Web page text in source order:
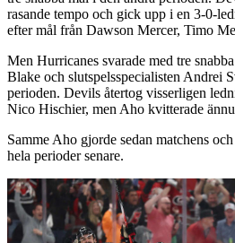
rasande tempo och gick upp i en 3-0-
efter mål från Dawson Mercer, Timo
Men Hurricanes svarade med tre
Blake och slutspelsspecialisten Andrei
perioden. Devils återtog visserligen
Nico Hischier, men Aho kvitterade
Samme Aho gjorde sedan matchens
hela perioder senare.